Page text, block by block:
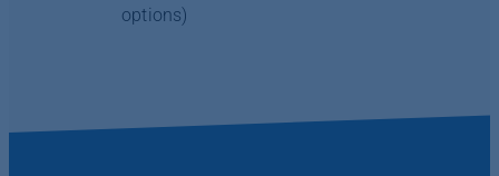
options)